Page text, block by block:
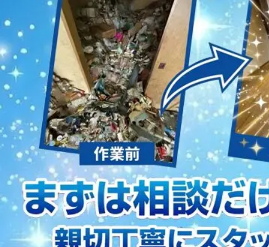
2023/01/12
買取・片付けのアイワクリーン